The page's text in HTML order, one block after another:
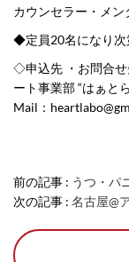
カウンセラー・メン
◆定員20名になり次
◇申込先 ・お問合
ート事業部 “はぁと
Mail：
前の記事 : うつ・パ
次の記事 : 名古屋@